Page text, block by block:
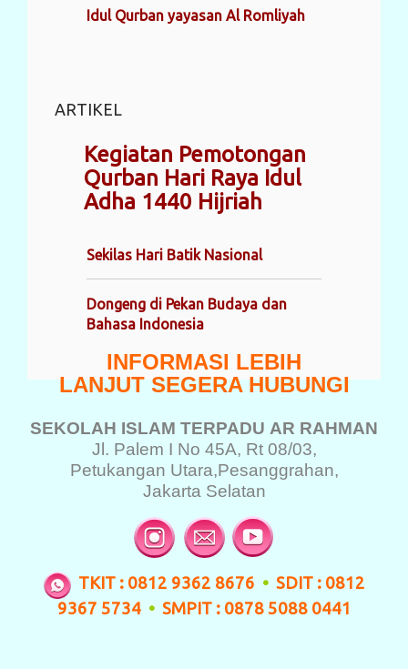
Idul Qurban yayasan Al Romliyah
ARTIKEL
Kegiatan Pemotongan
Qurban Hari Raya Idul
Adha 1440 Hijriah
Sekilas Hari Batik Nasional
Dongeng di Pekan Budaya dan
Bahasa Indonesia
INFORMASI LEBIH
LANJUT SEGERA HUBUNGI
SEKOLAH ISLAM TERPADU AR RAHMAN
Jl. Palem I No 45A, Rt 08/03,
Petukangan Utara,Pesanggrahan,
Jakarta Selatan
TKIT : 0812 9362 8676 • SDIT : 0812
9367 5734 • SMPIT : 0878 5088 0441